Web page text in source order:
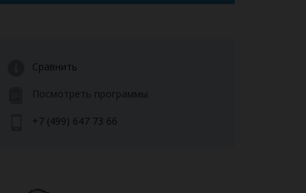
Сравнить
Посмотреть программы
+7 (499) 647 73 66